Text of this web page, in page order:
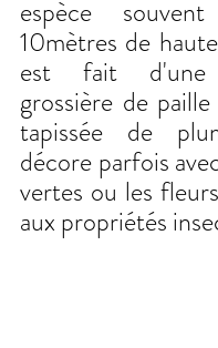
espèce
10mètres de
est fait d'une
grossière de
tapissée de
décore parfois
vertes ou les
aux propriétés